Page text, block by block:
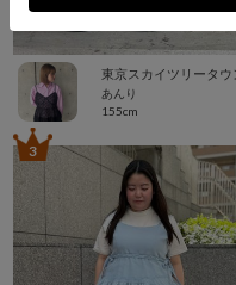
あんり
155cm
3